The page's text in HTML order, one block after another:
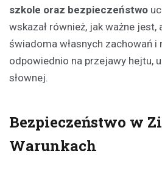
szkole oraz bezpieczeństwo
wskazał również, jak ważne jest,
świadoma własnych zachowań i
odpowiednio na przejawy hejtu,
słownej.
Bezpieczeństwo w
Warunkach